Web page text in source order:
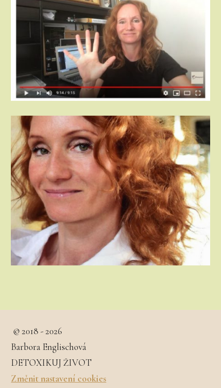
© 2018 - 2026
Barbora Englischová
DETOXIKUJ ŽIVOT
Změnit nastavení cookies